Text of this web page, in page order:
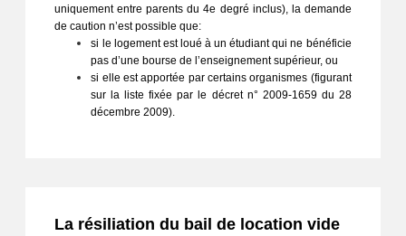
uniquement entre parents du 4e degré inclus), la demande
de caution n’est possible que:
si le logement est loué à un étudiant qui ne bénéficie
pas d’une bourse de l’enseignement supérieur, ou
si elle est apportée par certains organismes (figurant
sur la liste fixée par le décret n° 2009-1659 du 28
décembre 2009).
La résiliation du bail de location vide